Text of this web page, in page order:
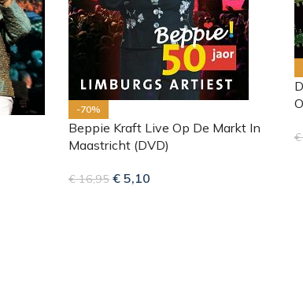
-70%
Beppie Kraft Live Op De Markt In
Maastricht (DVD)
€16,95 € 5,10
€